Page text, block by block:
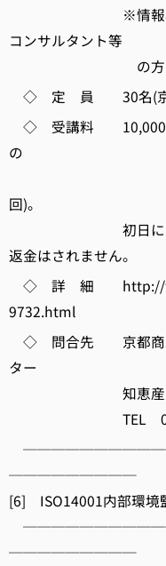
※情報収集・営
コンサルタント等
の方はご遠
◇ 定 員 30名(京都
◇ 受講料 10,000円(
の
交流会費は
回)。
初日に受付にて
返金はされません。
◇ 詳 細 http://
9732.html
◇ 問合先 京都商工
ター
知恵産業推
TEL 075－
─────────
[6] ISO14001内部環境
─────────